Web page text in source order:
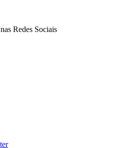
nas Redes Sociais